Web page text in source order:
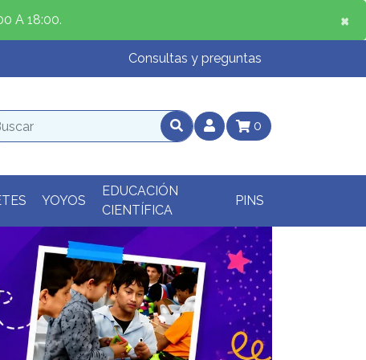
A 18:00. ×
×
Consultas y preguntas
0
YOYOS
EDUCACIÓN
CIENTÍFICA
PINS